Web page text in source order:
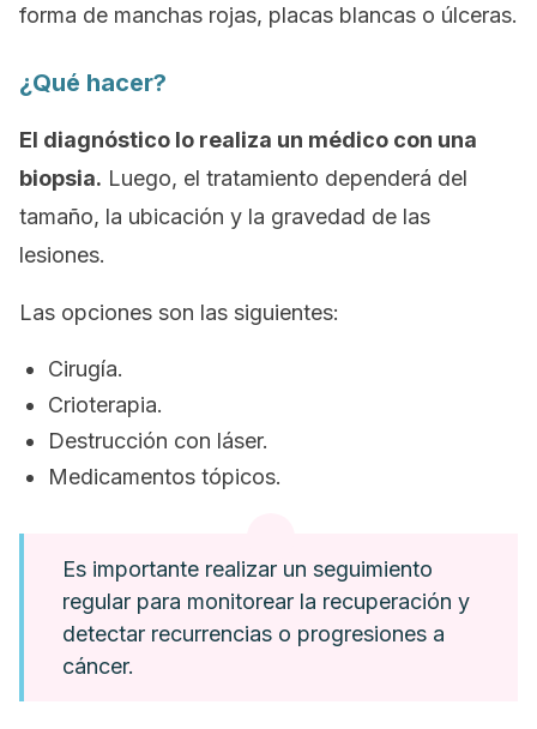
forma de manchas rojas, placas blancas o úlceras.
¿Qué hacer?
El diagnóstico lo realiza un médico con una
biopsia. Luego, el tratamiento dependerá del
tamaño, la ubicación y la gravedad de las
lesiones.
Las opciones son las siguientes:
Cirugía.
Crioterapia.
Destrucción con láser.
Medicamentos tópicos.
Es importante realizar un seguimiento
regular para monitorear la recuperación y
detectar recurrencias o progresiones a
cáncer.